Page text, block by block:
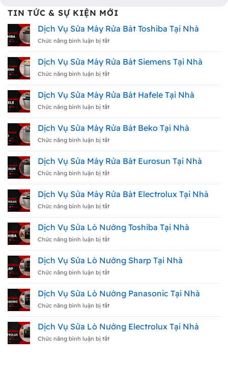
TIN TỨC & SỰ KIỆN MỚI
Dịch Vụ Sửa Máy Rửa Bát Toshiba Tại Nhà
Chức năng bình luận bị tắtở
Vụ
Sửa
Máy
Toshiba
Tại
Dịch Vụ Sửa Máy Rửa Bát Siemens Tại Nhà
Chức năng bình luận bị tắtở
Vụ
Sửa
Máy
Siemens
Tại
Dịch Vụ Sửa Máy Rửa Bát Hafele Tại Nhà
Chức năng bình luận bị tắtở
Vụ
Sửa
Máy
Hafele
Tại
Dịch Vụ Sửa Máy Rửa Bát Beko Tại Nhà
Chức năng bình luận bị tắtở
Vụ
Sửa
Máy
Beko
Tại
Dịch Vụ Sửa Máy Rửa Bát Eurosun Tại Nhà
Chức năng bình luận bị tắtở
Vụ
Sửa
Máy
Eurosun
Tại
Dịch Vụ Sửa Máy Rửa Bát Electrolux Tại Nhà
Chức năng bình luận bị tắtở
Vụ
Sửa
Máy
Electrolux
Tại
Dịch Vụ Sửa Lò Nướng Toshiba Tại Nhà
Chức năng bình luận bị tắtở
Vụ
Sửa
Lò
Tại
Nhà
Dịch Vụ Sửa Lò Nướng Sharp Tại Nhà
Chức năng bình luận bị tắtở
Vụ
Sửa
Lò
Tại
Nhà
Dịch Vụ Sửa Lò Nướng Panasonic Tại Nhà
Chức năng bình luận bị tắtở
Vụ
Sửa
Lò
Dịch Vụ Sửa Lò Nướng Electrolux Tại Nhà
Chức năng bình luận bị tắtở